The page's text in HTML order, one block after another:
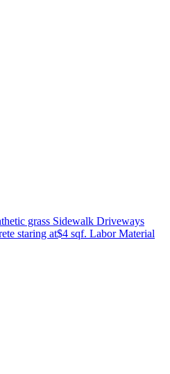
grass Sidewalk Driveways
staring at$4 sqf. Labor Material